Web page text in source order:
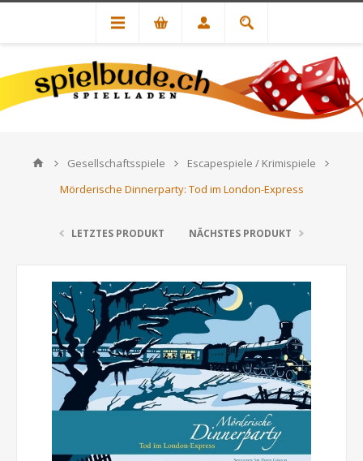
Gesellschaftsspiele
Escapespiele / Krimispiele
Mörderische Dinnerparty: Tod im London-Express
LETZTES PRODUKT NÄCHSTES PRODUKT